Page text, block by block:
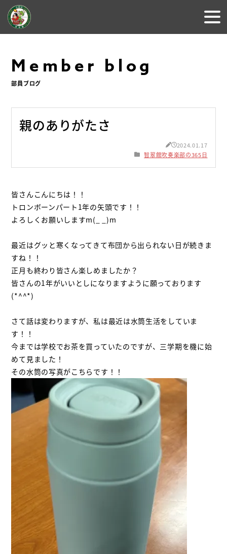
Member blog
部員ブログ
親のありがたさ
2024.01.17
智翠館吹奏楽部の365日
皆さんこんにちは ！！
トロンボーンパート1年の矢頭です！！
よろしくお願いしますm(_ _)m
最近はグッと寒くなってきて布団から出られない日が続きま
すね！！
正月も終わり皆さん楽しめましたか？
皆さんの1 年がいいとしになりますように願っております
(*^^*)
さて話は変わりますが、私は最近は水筒生活をしていま
す！！
今までは学校でお茶を買っていたのですが、三学期を機に始
めて見ました！
その水筒の写真がこちらです！！